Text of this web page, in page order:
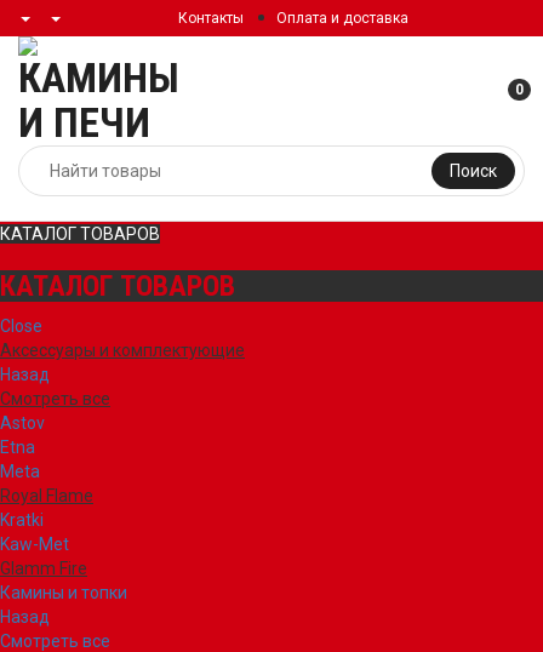
Контакты Оплата и доставка
Поиск
0
КАТАЛОГ ТОВАРОВ
КАТАЛОГ ТОВАРОВ
Close
Аксессуары и комплектующие
Назад
Смотреть все
Astov
Etna
Meta
Royal Flame
Kratki
Kaw-Met
Glamm Fire
Камины и топки
Назад
Смотреть все